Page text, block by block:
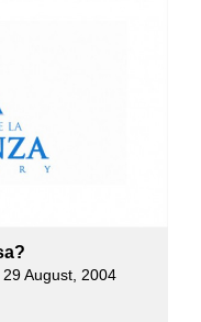
August, 2004